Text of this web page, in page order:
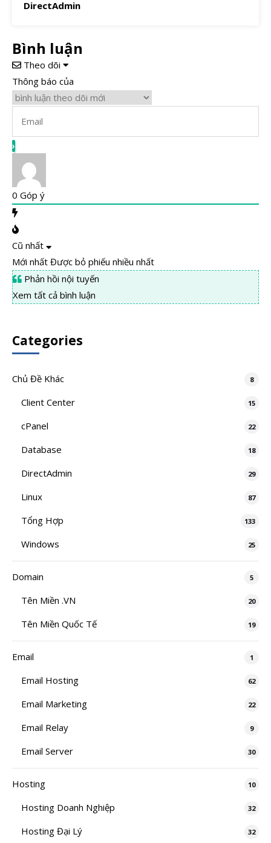
DirectAdmin
Bình luận
Theo dõi
Thông báo của
0 Góp ý
Cũ nhất
Mới nhất Được bỏ phiếu nhiều nhất
Phản hồi nội tuyến
Xem tất cả bình luận
Categories
Chủ Đề Khác 8
Client Center 15
cPanel 22
Database 18
DirectAdmin 29
Linux 87
Tổng Hợp 133
Windows 25
Domain 5
Tên Miền .VN 20
Tên Miền Quốc Tế 19
Email 1
Email Hosting 62
Email Marketing 22
Email Relay 9
Email Server 30
Hosting 10
Hosting Doanh Nghiệp 32
Hosting Đại Lý 32